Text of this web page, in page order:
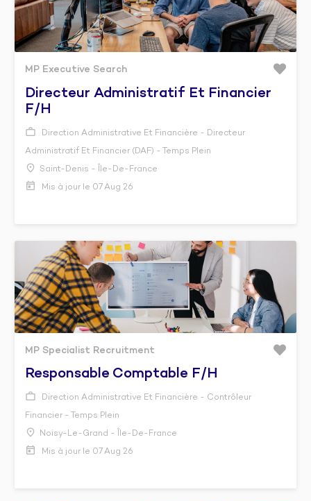
MP Executive Search
Directeur Administratif Et Financier
F/h
Direction Administrative Et Financière - Directeur
Administratif Et Financier (DAF) - Temps Plein
Saint-Denis - Île-De-France
Mis à jour le 07 Aug 26
MP Specialist Recruitment
Responsable Comptable F/h
Direction Administrative Et Financière - Contrôleur
Financier - Temps Plein
Noisy-Le-Grand - Île-De-France
Mis à jour le 07 Aug 26